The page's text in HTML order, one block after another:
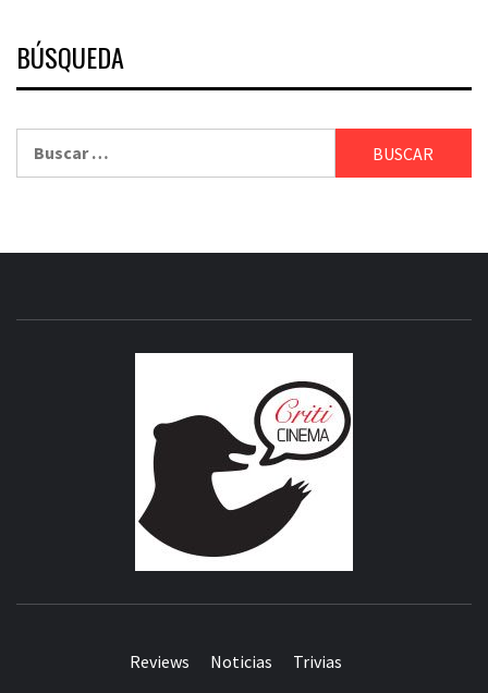
BÚSQUEDA
Reviews Noticias Trivias